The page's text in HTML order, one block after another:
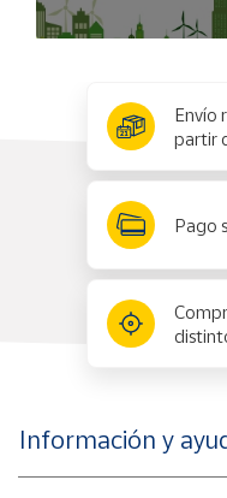
Envío
partir
Pago
Información y